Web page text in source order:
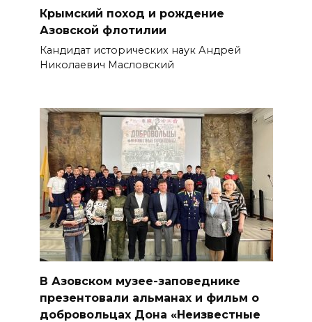
Крымский поход и рождение
Азовской флотилии
Кандидат исторических наук Андрей
Николаевич Масловский
В Азовском музее-заповеднике
презентовали альманах и фильм о
добровольцах Дона «Неизвестные